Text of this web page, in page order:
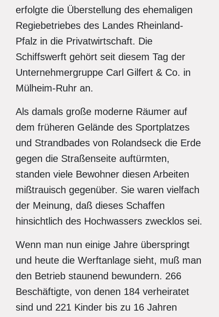
erfolgte die Überstellung des ehemaligen
Regiebetriebes des Landes Rheinland-
Pfalz in die Privatwirtschaft. Die
Schiffswerft gehört seit diesem Tag der
Unternehmergruppe Carl Gilfert & Co. in
Mülheim-Ruhr an.
Als damals große moderne Räumer auf
dem früheren Gelände des Sportplatzes
und Strandbades von Rolandseck die Erde
gegen die Straßenseite auftürmten,
standen viele Bewohner diesen Arbeiten
mißtrauisch gegenüber. Sie waren vielfach
der Meinung, daß dieses Schaffen
hinsichtlich des Hochwassers zwecklos sei.
Wenn man nun einige Jahre überspringt
und heute die Werftanlage sieht, muß man
den Betrieb staunend bewundern. 266
Beschäftigte, von denen 184 verheiratet
sind und 221 Kinder bis zu 16 Jahren